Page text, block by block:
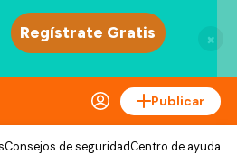
×
Publicar
Consejos de seguridadCentro de ayuda